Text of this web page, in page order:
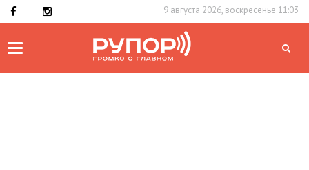
9 августа 2026, воскресенье 11:03
Toggle